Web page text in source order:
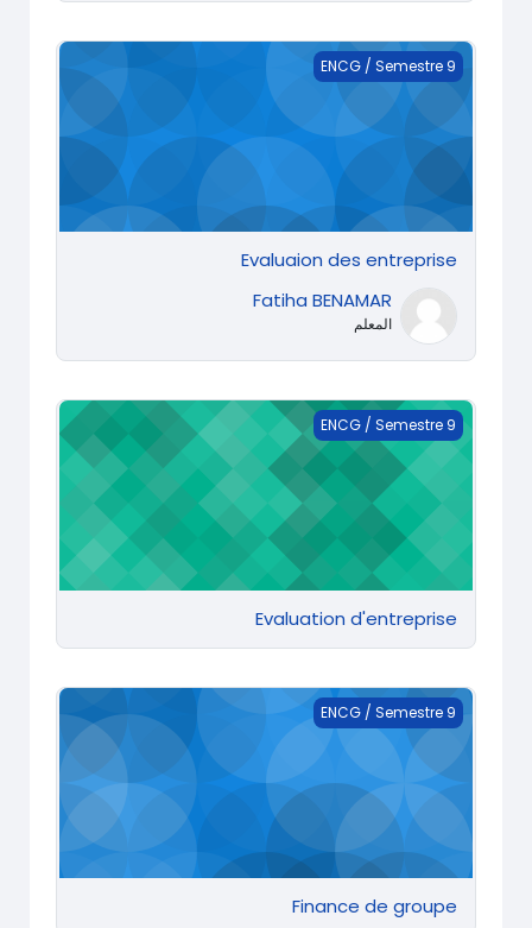
Evaluaion des entreprise
ENCG / Semestre 9
Evaluaion des entreprise
Fatiha BENAMAR
المعلم
Evaluation d'entreprise
ENCG / Semestre 9
Evaluation d'entreprise
Finance de groupe
ENCG / Semestre 9
Finance de groupe